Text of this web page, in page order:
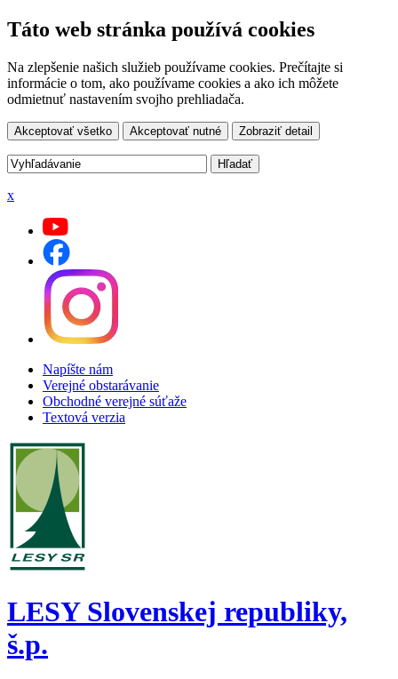
Táto web stránka používá cookies
Na zlepšenie našich služieb používame cookies. Prečítajte si
informácie o tom, ako používame cookies a ako ich môžete
odmietnuť nastavením svojho prehliadača.
Akceptovať všetko Akceptovať nutné Zobraziť detail
x
Napíšte nám
Verejné obstarávanie
Obchodné verejné súťaže
Textová verzia
LESY Slovenskej republiky,
š.p.